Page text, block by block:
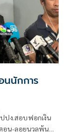
นนักการ
ปง.สอบฟอกเงิน
อน-ลอยนวลพ้นผิด